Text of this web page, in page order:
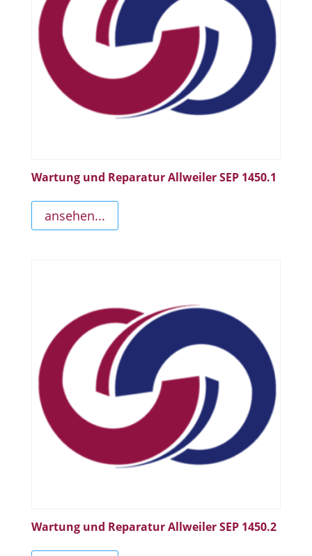
Wartung und Reparatur Allweiler SEP 1450.1
ansehen...
Wartung und Reparatur Allweiler SEP 1450.2